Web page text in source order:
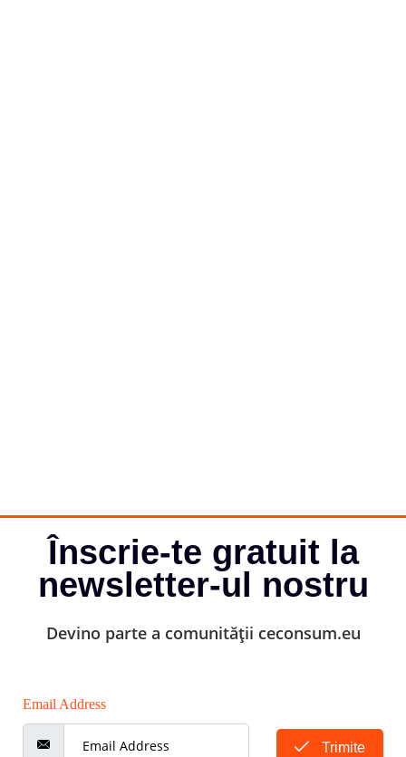
Înscrie-te gratuit la
newsletter-ul nostru
Devino parte a comunității ceconsum.eu
Email Address
Trimite